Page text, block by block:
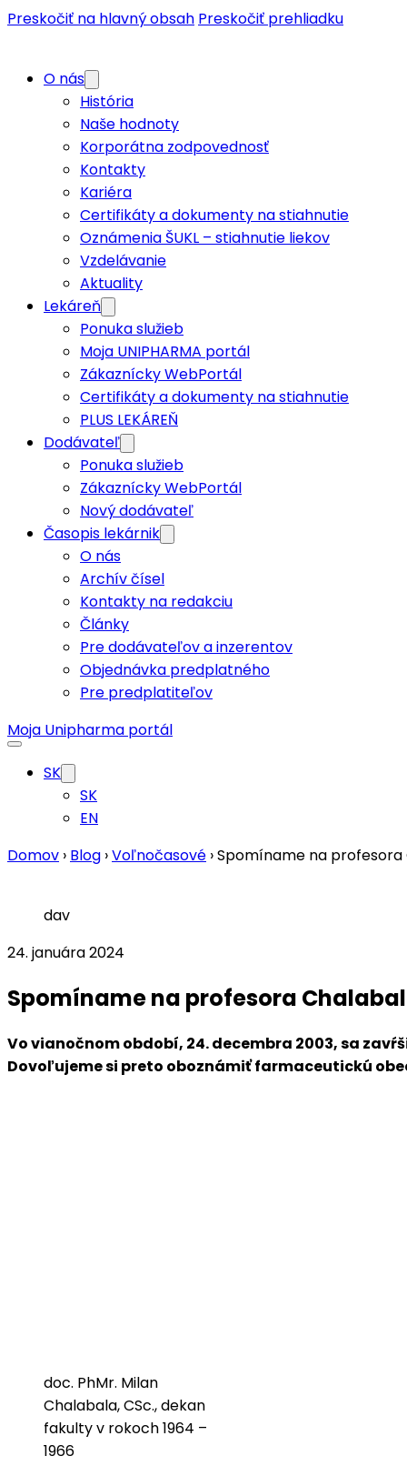
Preskočiť na hlavný obsah Preskočiť prehliadku
O nás
História
Naše hodnoty
Korporátna zodpovednosť
Kontakty
Kariéra
Certifikáty a dokumenty na stiahnutie
Oznámenia ŠUKL – stiahnutie liekov
Vzdelávanie
Aktuality
Lekáreň
Ponuka služieb
Moja UNIPHARMA portál
Zákaznícky WebPortál
Certifikáty a dokumenty na stiahnutie
PLUS LEKÁREŇ
Dodávateľ
Ponuka služieb
Zákaznícky WebPortál
Nový dodávateľ
Časopis lekárnik
O nás
Archív čísel
Kontakty na redakciu
Články
Pre dodávateľov a inzerentov
Objednávka predplatného
Pre predplatiteľov
Moja Unipharma portál
SK
SK
EN
Domov › Blog ›Voľnočasové ›Spomíname na profesora
dav
24. januára 2024
Spomíname na profesora
Vo vianočnom období, 24. decembra 2003, sa
Dovoľujeme si preto oboznámiť farmaceutickú
doc. PhMr. Milan
Chalabala, CSc., dekan
fakulty v rokoch 1964 –
1966